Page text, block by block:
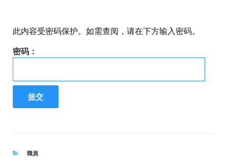
此内容受密码保护。如需查阅，请在下方输入密码。
密码：
CATEGORIES
職員